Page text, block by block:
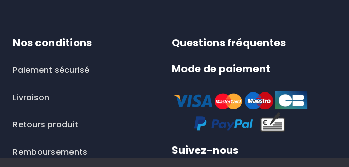
Nos conditions
Paiement sécurisé
Livraison
Retours produit
Remboursements
Questions fréquentes
Mode de paiement
Suivez-nous